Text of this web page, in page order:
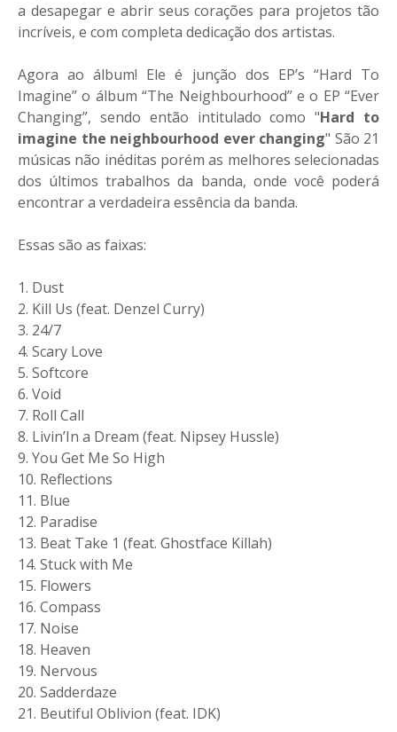
a desapegar e abrir seus corações para projetos tão
incríveis, e com completa dedicação dos artistas.
Agora ao álbum! Ele é junção dos EP’s “Hard To
Imagine” o álbum “The Neighbourhood” e o EP “Ever
Changing”, sendo então intitulado como "Hard to
imagine the neighbourhood ever changing" São 21
músicas não inéditas porém as melhores selecionadas
dos últimos trabalhos da banda, onde você poderá
encontrar a verdadeira essência da banda.
Essas são as faixas:
1. Dust
2. Kill Us (feat. Denzel Curry)
3. 24/7
4. Scary Love
5. Softcore
6. Void
7. Roll Call
8. Livin’In a Dream (feat. Nipsey Hussle)
9. You Get Me So High
10. Reflections
11. Blue
12. Paradise
13. Beat Take 1 (feat. Ghostface Killah)
14. Stuck with Me
15. Flowers
16. Compass
17. Noise
18. Heaven
19. Nervous
20. Sadderdaze
21. Beutiful Oblivion (feat. IDK)